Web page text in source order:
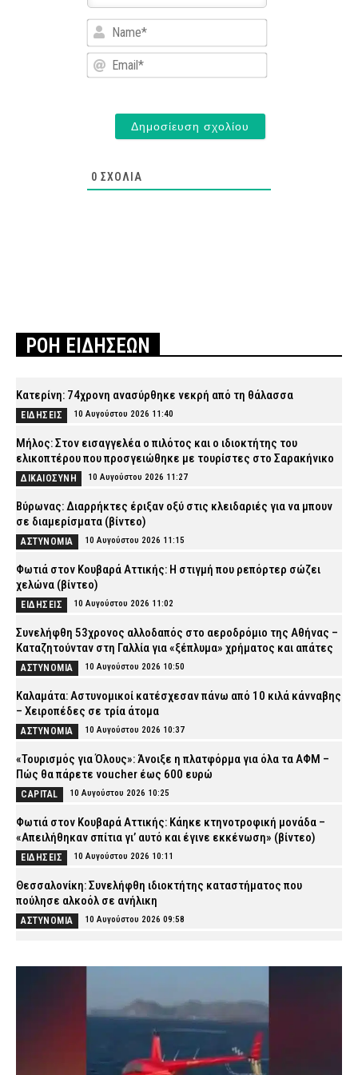
Name*
Email*
0 ΣΧΌΛΙΑ
ΡΟΗ ΕΙΔΗΣΕΩΝ
Κατερίνη: 74χρονη ανασύρθηκε νεκρή από τη θάλασσα
ΕΙΔΗΣΕΙΣ 10 Αυγούστου 2026 11:40
Μήλος: Στον εισαγγελέα ο πιλότος και ο ιδιοκτήτης του
ελικοπτέρου που προσγειώθηκε με τουρίστες στο Σαρακήνικο
ΔΙΚΑΙΟΣΥΝΗ 10 Αυγούστου 2026 11:27
Βύρωνας: Διαρρήκτες έριξαν οξύ στις κλειδαριές για να μπουν
σε διαμερίσματα (βίντεο)
ΑΣΤΥΝΟΜΙΑ 10 Αυγούστου 2026 11:15
Φωτιά στον Κουβαρά Αττικής: Η στιγμή που ρεπόρτερ σώζει
χελώνα (βίντεο)
ΕΙΔΗΣΕΙΣ 10 Αυγούστου 2026 11:02
Συνελήφθη 53χρονος αλλοδαπός στο αεροδρόμιο της Αθήνας –
Καταζητούνταν στη Γαλλία για «ξέπλυμα» χρήματος και απάτες
ΑΣΤΥΝΟΜΙΑ 10 Αυγούστου 2026 10:50
Καλαμάτα: Αστυνομικοί κατέσχεσαν πάνω από 10 κιλά κάνναβης
– Χειροπέδες σε τρία άτομα
ΑΣΤΥΝΟΜΙΑ 10 Αυγούστου 2026 10:37
«Τουρισμός για Όλους»: Άνοιξε η πλατφόρμα για όλα τα ΑΦΜ –
Πώς θα πάρετε voucher έως 600 ευρώ
CAPITAL 10 Αυγούστου 2026 10:25
Φωτιά στον Κουβαρά Αττικής: Κάηκε κτηνοτροφική μονάδα –
«Απειλήθηκαν σπίτια γι’ αυτό και έγινε εκκένωση» (βίντεο)
ΕΙΔΗΣΕΙΣ 10 Αυγούστου 2026 10:11
Θεσσαλονίκη: Συνελήφθη ιδιοκτήτης καταστήματος που
πούλησε αλκοόλ σε ανήλικη
ΑΣΤΥΝΟΜΙΑ 10 Αυγούστου 2026 09:58
«Είχαμε αντιληφθεί το παρακίνημα, ο Αυγερινός μας
10 Αυγούστου 2026 09:46
Σε ισχύ το θερινό ωράριο στα Μέσα – Πώς κινούνται Μετρό,
ΗΣΑΠ, Τραμ και λεωφορεία
10 Αυγούστου 2026 09:32